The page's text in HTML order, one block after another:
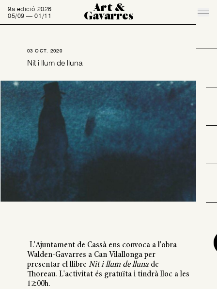
9a edició 2026
05/09 — 01/11
Art &
Gavarres
03 OCT. 2020
Nit i llum de lluna
L'Ajuntament de Cassà ens convoca a l'obra
Walden-Gavarres a Can Vilallonga per
presentar el llibre Nit i llum de lluna de
Thoreau. L'activitat és gratuïta i tindrà lloc a les
12:00h.